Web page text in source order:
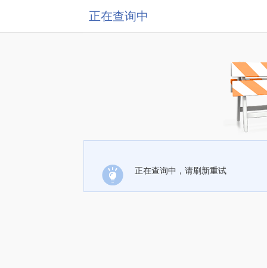
正在查询中
正在查询中，请刷新重试